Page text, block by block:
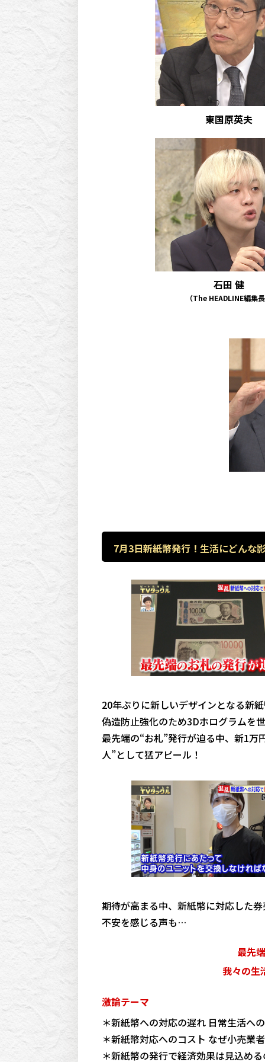
東国原英夫
石田 健
（The HEADLINE編集
7月3日新紙幣発行！生活にどんな
20年ぶりに新しいデザインとなる新
偽造防止強化のため3Dホログラムを
最先端の“お札”発行が迫る中、新1
人”として猛アピール！
期待が高まる中、新紙幣に対応した
不安を感じる声も…
最先
我々の生
激論テーマ
＊新紙幣への対応の遅れ 日常生活へ
＊新紙幣対応へのコスト なぜ小売業
＊新紙幣の発行で経済効果は見込め